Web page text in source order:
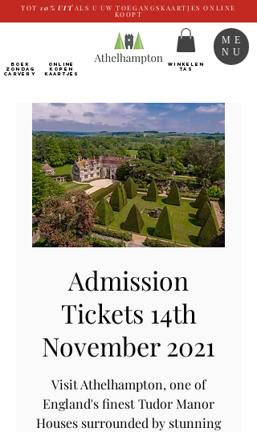
TOT 10% UIT ALS U UW TOEGANGSKAARTJES ONLINE
KOOPT
BOEK
ZONDAG
CARVERY
ONLINE
kopen
Kaartjes
WINKELEN
TAS
ME
NU
Admission
Tickets 14th
November 2021
Visit Athelhampton, one of
England's finest Tudor Manor
Houses surrounded by stunning